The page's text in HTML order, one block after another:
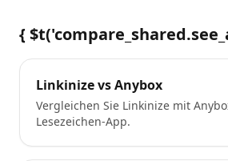
{
Linkinize vs Anybox
Vergleichen Sie Linkinize mit
Lesezeichen-App.